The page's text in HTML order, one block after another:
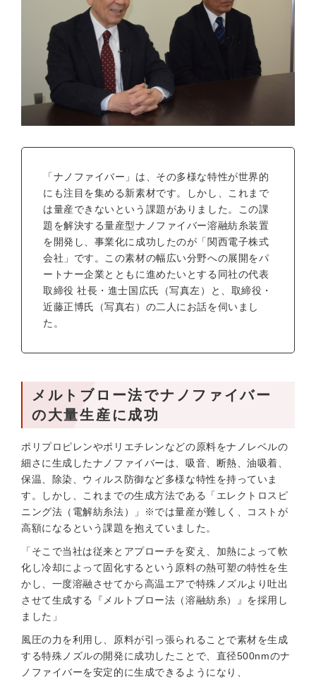
「ナノファイバー」は、その多様な特性が世界的
にも注目を集める新素材です。しかし、これまで
は量産できないという課題がありました。この課
題を解決する量産型ナノファイバー溶融紡糸装置
を開発し、事業化に成功したのが「関西電子株式
会社」です。この素材の幅広い分野への展開をパ
ートナー企業とともに進めたいとする同社の代表
取締役 社長・進士国広氏（写真左）と、取締役・
近藤正博氏（写真右）の二人にお話を伺いまし
た。
メルトブロー法でナノファイバー
の大量生産に成功
ポリプロピレンやポリエチレンなどの原料をナノレベルの
細さに生成したナノファイバーは、吸音、断熱、油吸着、
保温、除染、ウィルス防御など多様な特性を持っていま
す。しかし、これまでの生成方法である「エレクトロスピ
ニング法（電解紡糸法）」※では量産が難しく、コストが
高額になるという課題を抱えていました。
「そこで当社は従来とアプローチを変え、加熱によって軟
化し冷却によって固化するという原料の熱可塑の特性を生
かし、一度溶融させてから高温エアで特殊ノズルより吐出
させて生成する『メルトブロー法（溶融紡糸）』を採用し
ました」
風圧の力を利用し、原料が引っ張られることで素材を生成
する特殊ノズルの開発に成功したことで、直径500nmのナ
ノファイバーを安定的に生成できるようになり、